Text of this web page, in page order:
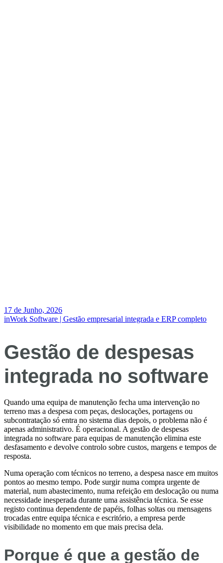
17 de Junho, 2026
inWork Software | Gestão empresarial integrada e ERP completo
Gestão de despesas
integrada no software
Quando uma equipa de manutenção fecha uma intervenção no
terreno mas a despesa com peças, deslocações, portagens ou
subcontratação só entra no sistema dias depois, o problema não é
apenas administrativo. É operacional. A gestão de despesas
integrada no software para equipas de manutenção elimina este
desfasamento e devolve controlo sobre custos, margens e tempos de
resposta.
Numa operação com técnicos no terreno, a despesa nasce em muitos
pontos ao mesmo tempo. Pode surgir numa compra urgente de
material, num abastecimento, numa refeição em deslocação ou numa
necessidade inesperada durante uma assistência técnica. Se esse
registo continua dependente de papéis, folhas soltas ou mensagens
trocadas entre equipa técnica e escritório, a empresa perde
visibilidade no momento em que mais precisa dela.
Porque é que a gestão de